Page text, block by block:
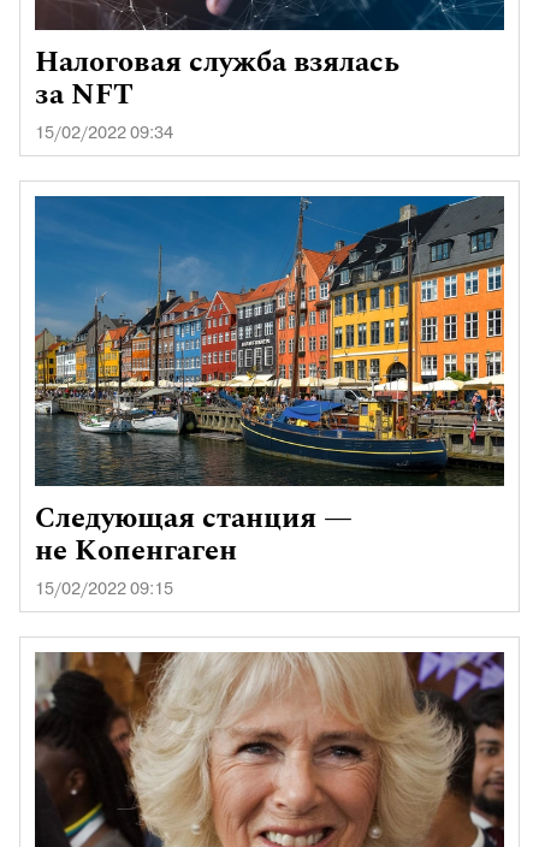
Налоговая служба взялась
за NFT
15/02/2022 09:34
Следующая станция —
не Копенгаген
15/02/2022 09:15